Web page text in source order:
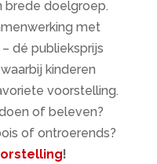
brede doelgroep.
met
dé publieksprijs
kinderen
voorstelling.
of beleven?
of ontroerends?
!